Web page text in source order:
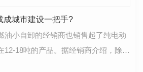
成城市建设一把手?
油小自卸的经销商也销售起了纯电动
12-18吨的产品。据经销商介绍，除了
，还有一个比较大的因素就是…